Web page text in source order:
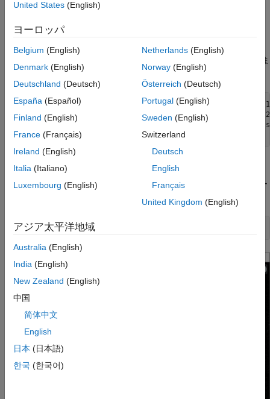
衛星にジンバルを追加する
地上局を追加する
各地上局にジンバルを追加
リンク解析を追加してシナリオを可視化する
リンクが閉じられる時間を決定し、リンクの
閉じを可視化する
地上局2のリンク マージンをプロットする
必要なEb/Noを変更し、リンク間隔への影響
次のステップ
参考
時間が決定されます。
衛星シナリオの作成
satelliteScenario を使用して衛星シナリオを作成します。
を使用して、シナリオの開始時間と終了時間を定義しま
す。サンプル時間を 60 秒に設定します。
startTime = datetime(2020,8,19,20,55,0);
%
stopTime = startTime + days(1);
%
sampleTime = 60;
%
sc = satelliteScenario(startTime,stopTime,sampleTime);
衛星シナリオ ビューアーを起動する
satelliteScenarioViewer
を使用して、衛星シナリオ ビューアー
satelliteScenarioViewer(sc);
United States (English)
ヨーロッパ
Belgium (English)
Denmark (English)
Deutschland (Deutsch)
España (Español)
Finland (English)
France (Français)
Ireland (English)
Italia (Italiano)
Luxembourg (English)
Netherlands(English)
Norway(English)
Österreich (Deutsch)
Portugal(English)
Sweden (English)
Switzerland
Deutsch
English
Français
United Kingdom (English)
アジア太平洋地域
Australia (English)
India (English)
New Zealand (English)
中国
简体中文
English
日本 (日本語)
한국 (한국어)